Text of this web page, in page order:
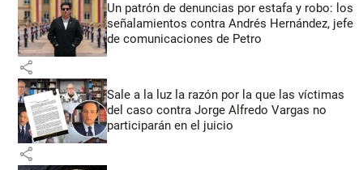
Un patrón de denuncias por estafa y robo: los
señalamientos contra Andrés Hernández, jefe
de comunicaciones de Petro
share
Sale a la luz la razón por la que las víctimas
del caso contra Jorge Alfredo Vargas no
participarán en el juicio
share